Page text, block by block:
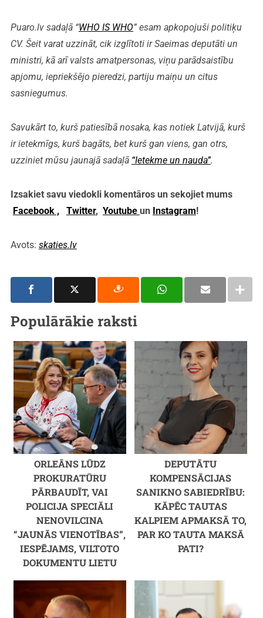
Puaro.lv sadaļā “WHO IS WHO” esam apkopojuši politiķu
CV. Šeit varat uzzināt, cik izglītoti ir Saeimas deputāti un
ministri, kā arī valsts amatpersonas, viņu parādsaistību
apjomu, iepriekšējo pieredzi, partiju maiņu un citus
sasniegumus.
Savukārt to, kurš patiesībā nosaka, kas notiek Latvijā, kurš
ir ietekmīgs, kurš bagāts, bet kurš gan viens, gan otrs,
uzziniet mūsu jaunajā sadaļā “Ietekme un nauda”.
Izsakiet savu viedokli komentāros un sekojiet mums
Facebook ,
Twitter, Youtube un Instagram!
Avots: skaties.lv
Populārākie raksti
ORLEĀNS LŪDZ
PROKURATŪRU
PĀRBAUDĪT, VAI
POLICIJA SPECIĀLI
NENOVILCINA
“JAUNĀS VIENOTĪBAS”,
IESPĒJAMS, VILTOTO
DOKUMENTU LIETU
DEPUTĀTU
KOMPENSĀCIJAS
SANIKNO SABIEDRĪBU:
KĀPĒC TAUTAS
KALPIEM APMAKSĀ TO,
PAR KO TAUTA MAKSĀ
PATI?